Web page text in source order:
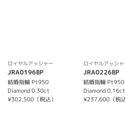
ロイヤルアッシャー
JRA0196BP
結婚指輪 Pt950
Diamond 0.30ct
¥302,500（税込）
ロイヤルアッシャ
JRA0226BP
結婚指輪 Pt950
Diamond 0.16ct
¥237,600（税込